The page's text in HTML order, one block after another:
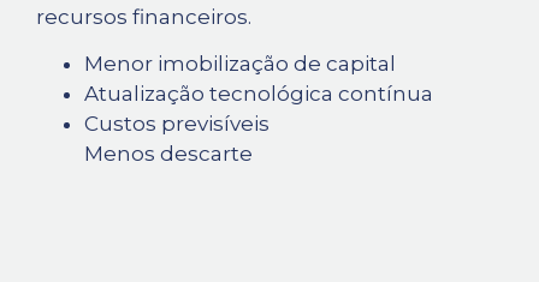
recursos financeiros.
Menor imobilização de capital
Atualização tecnológica contínua
Custos previsíveis
Menos descarte